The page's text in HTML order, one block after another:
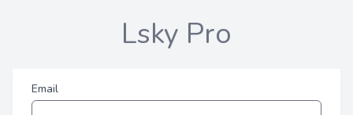
Lsky Pro
Email